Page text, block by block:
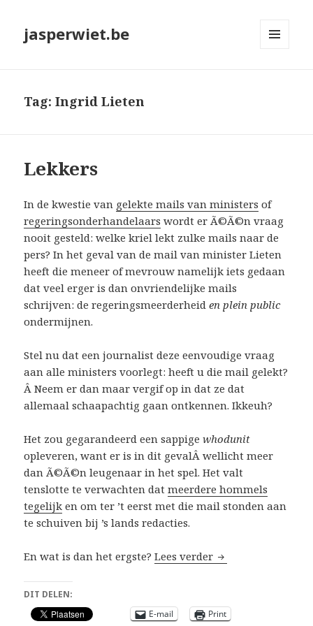
jasperwiet.be
Tag:Ingrid Lieten
Lekkers
In de kwestie van gelekte mails van ministers of
regeringsonderhandelaars wordt er Ã©Ã©n vraag
nooit gesteld: welke kriel lekt zulke mails naar de
pers? In het geval van de mail van minister Lieten
heeft die meneer of mevrouw namelijk iets gedaan
dat veel erger is dan onvriendelijke mails
schrijven: de regeringsmeerderheiden plein public
ondermijnen.
Stel nu dat een journalist deze eenvoudige vraag
aan alle ministers voorlegt: heeft u die mail gelekt?
Â Neem er dan maar vergif op in dat ze dat
allemaal schaapachtig gaan ontkennen. Ikkeuh?
Het zou gegarandeerd een sappigewhodunit
opleveren, want er is in dit gevalÂ wellicht meer
dan Ã©Ã©n leugenaar in het spel. Het valt
tenslotte te verwachten datmeerdere hommels
tegelijk en om ter ’t eerst met die mail stonden aan
te schuiven bij ’s lands redacties.
En wat is dan het ergste?Lees verder Lekkers
DIT DELEN:
E-mail
Print